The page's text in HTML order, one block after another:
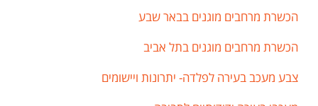
הכשרת מרחבים מוגנים בבאר שבע
הכשרת מרחבים מוגנים בתל אביב
צבע מעכב בעירה לפלדה- יתרונות ויישומים